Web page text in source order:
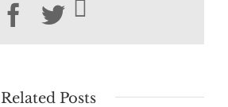
Facebook
Twitter
Related Posts